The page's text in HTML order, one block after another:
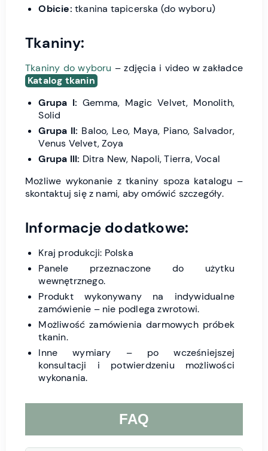
Obicie: tkanina tapicerska (do wyboru)
Tkaniny:
Tkaniny do wyboru – zdjęcia i video w zakładce
Katalog tkanin
Grupa I: Gemma, Magic Velvet, Monolith,
Solid
Grupa II: Baloo, Leo, Maya, Piano, Salvador,
Venus Velvet, Zoya
Grupa III: Ditra New, Napoli, Tierra, Vocal
Możliwe wykonanie z tkaniny spoza katalogu –
skontaktuj się z nami, aby omówić szczegóły.
Informacje dodatkowe:
Kraj produkcji: Polska
Panele przeznaczone do użytku
wewnętrznego.
Produkt wykonywany na indywidualne
zamówienie – nie podlega zwrotowi.
Możliwość zamówienia darmowych próbek
tkanin.
Inne wymiary – po wcześniejszej
konsultacji i potwierdzeniu możliwości
wykonania.
FAQ